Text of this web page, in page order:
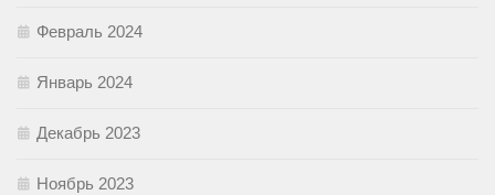
Февраль 2024
Январь 2024
Декабрь 2023
Ноябрь 2023